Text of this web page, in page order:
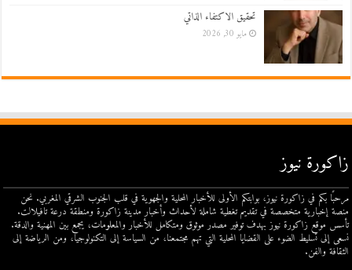
تحقيق الاكتفاء الذاتي
مايو 30, 2026
زاكورة نيوز
مرحبًا بكم في زاكورة نيوز، بوابتكم الأولى للأخبار المحلية والجهوية في قلب الجنوب الشرقي المغربي. نحن
منصة إخبارية متخصصة في تقديم تغطية شاملة لأحداث وأخبار مدينة زاكورة ومنطقة درعة تافيلالت.
تأسس موقع زاكورة نيوز بهدف توفير مصدر موثوق ومتكامل للأخبار والمعلومات، يجمع بين المهنية والدقة.
نسعى إلى تسليط الضوء على القضايا المحلية التي تهم مجتمعنا، من السياسة إلى التكنولوجيا، ومن الرياضة إلى
الثقافة والفن.